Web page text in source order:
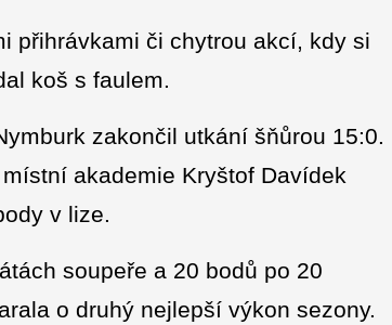
přihrávkami či chytrou akcí, kdy si
koš s faulem.
zakončil utkání šňůrou 15:0.
akademie Kryštof Davídek
v lize.
soupeře a 20 bodů po 20
o druhý nejlepší výkon sezony.